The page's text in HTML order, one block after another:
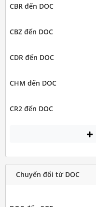
CBR đến DOC
CBZ đến DOC
CDR đến DOC
CHM đến DOC
CR2 đến DOC
Chuyển đổi từ DOC